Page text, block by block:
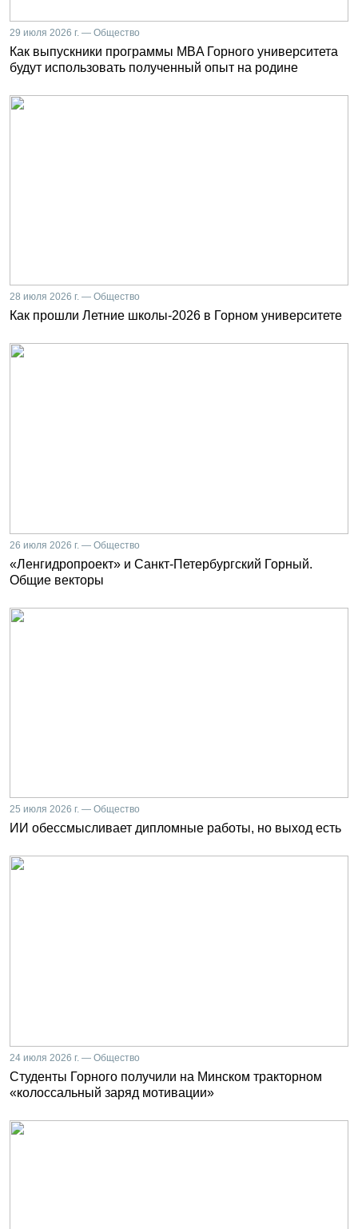
29 июля 2026 г. — Общество
Как выпускники программы MBA Горного университета
будут использовать полученный опыт на родине
28 июля 2026 г. — Общество
Как прошли Летние школы-2026 в Горном университете
26 июля 2026 г. — Общество
«Ленгидропроект» и Санкт-Петербургский Горный.
Общие векторы
25 июля 2026 г. — Общество
ИИ обессмысливает дипломные работы, но выход есть
24 июля 2026 г. — Общество
Студенты Горного получили на Минском тракторном
«колоссальный заряд мотивации»